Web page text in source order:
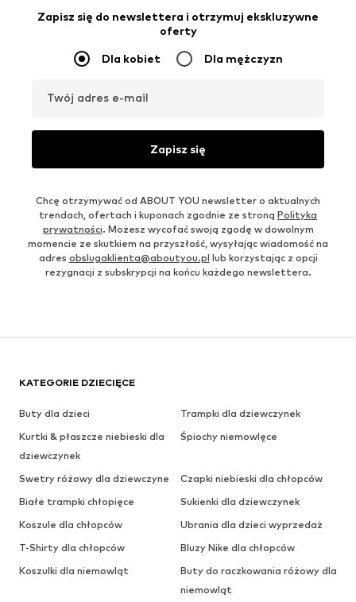
Zapisz się do newslettera i otrzymuj ekskluzywne
oferty
Dla kobiet Dla mężczyzn
Twój adres e-mail
Zapisz się
Chcę otrzymywać od ABOUT YOU newsletter o aktualnych
trendach, ofertach i kuponach zgodnie ze stroną Polityka
prywatności. Możesz wycofać swoją zgodę w dowolnym
momencie ze skutkiem na przyszłość, wysyłając wiadomość na
adres obslugaklienta@aboutyou.pl lub korzystając z opcji
rezygnacji z subskrypcji na końcu każdego newslettera.
KATEGORIE DZIECIĘCE
Buty dla dzieci
Trampki dla dziewczynek
Kurtki & płaszcze niebieski dla
dziewczynek
Śpiochy niemowlęce
Swetry różowy dla dziewczyne
Czapki niebieski dla chłopców
Białe trampki chłopięce
Sukienki dla dziewczynek
Koszule dla chłopców
Ubrania dla dzieci wyprzedaż
T-Shirty dla chłopców
Bluzy Nike dla chłopców
Koszulki dla niemowląt
Buty do raczkowania różowy dla
niemowląt